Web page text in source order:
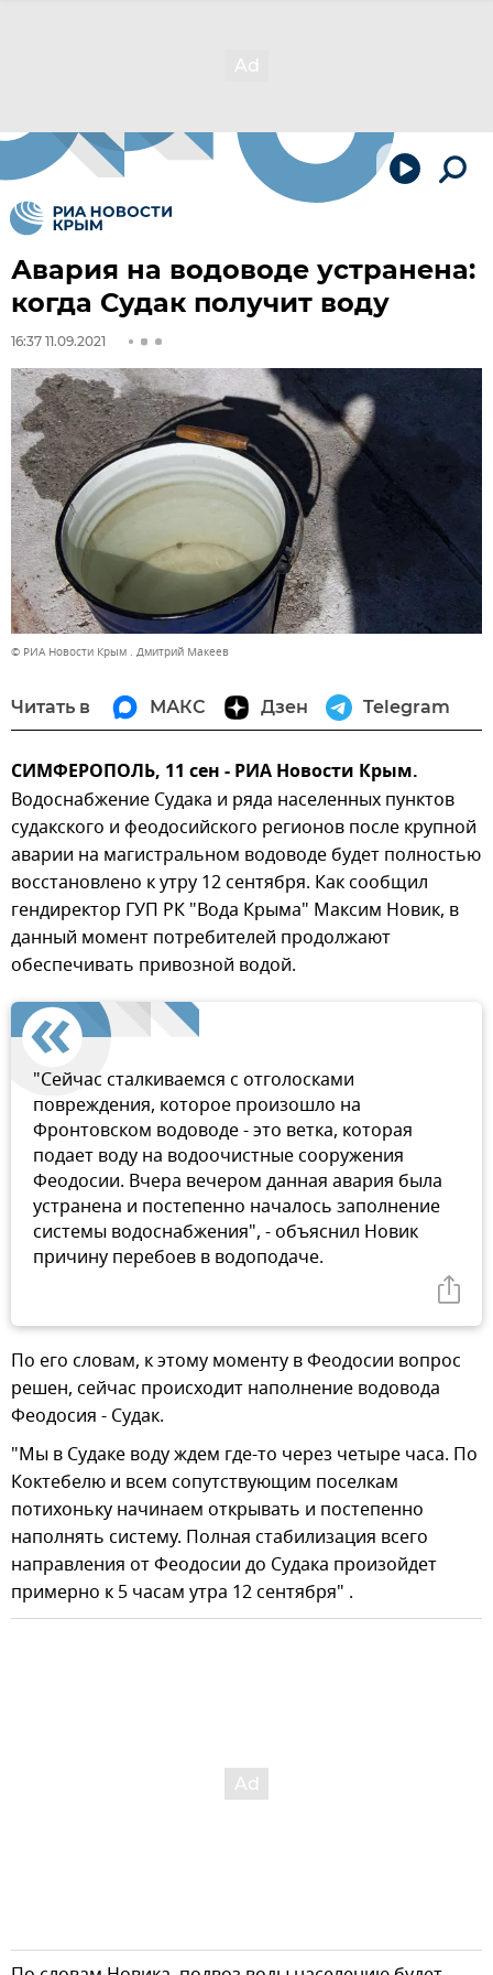
Авария на водоводе устранена:
когда Судак получит воду
16:37 11.09.2021
© РИА Новости Крым . Дмитрий Макеев
Читать в МАКС Дзен Telegram
СИМФЕРОПОЛЬ, 11 сен - РИА Новости Крым.
Водоснабжение Судака и ряда населенных пунктов
судакского и феодосийского регионов после крупной
аварии на магистральном водоводе будет полностью
восстановлено к утру 12 сентября. Как сообщил
гендиректор ГУП РК "Вода Крыма" Максим Новик, в
данный момент потребителей продолжают
обеспечивать привозной водой.
"Сейчас сталкиваемся с отголосками
повреждения, которое произошло на
Фронтовском водоводе - это ветка, которая
подает воду на водоочистные сооружения
Феодосии. Вчера вечером данная авария была
устранена и постепенно началось заполнение
системы водоснабжения", - объяснил Новик
причину перебоев в водоподаче.
По его словам, к этому моменту в Феодосии вопрос
решен, сейчас происходит наполнение водовода
Феодосия - Судак.
"Мы в Судаке воду ждем где-то через четыре часа. По
Коктебелю и всем сопутствующим поселкам
потихоньку начинаем открывать и постепенно
наполнять систему. Полная стабилизация всего
направления от Феодосии до Судака произойдет
примерно к 5 часам утра 12 сентября" .